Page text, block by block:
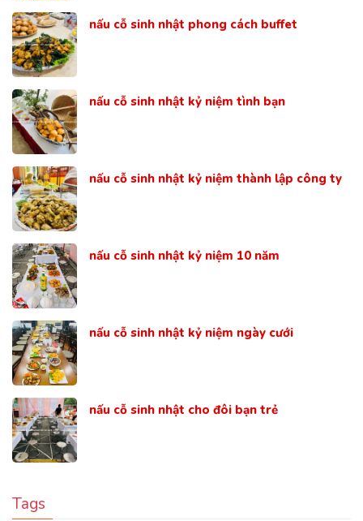
nấu cỗ sinh nhật phong cách buffet
nấu cỗ sinh nhật kỷ niệm tình bạn
nấu cỗ sinh nhật kỷ niệm thành lập công ty
nấu cỗ sinh nhật kỷ niệm 10 năm
nấu cỗ sinh nhật kỷ niệm ngày cưới
nấu cỗ sinh nhật cho đôi bạn trẻ
Tags